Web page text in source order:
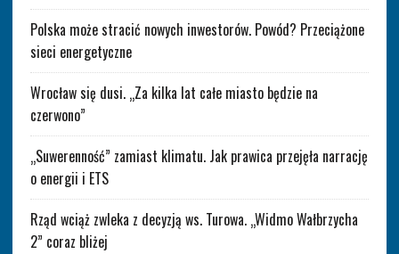
Polska może stracić nowych inwestorów. Powód? Przeciążone
sieci energetyczne
Wrocław się dusi. „Za kilka lat całe miasto będzie na
czerwono”
„Suwerenność” zamiast klimatu. Jak prawica przejęła narrację
o energii i ETS
Rząd wciąż zwleka z decyzją ws. Turowa. „Widmo Wałbrzycha
2” coraz bliżej